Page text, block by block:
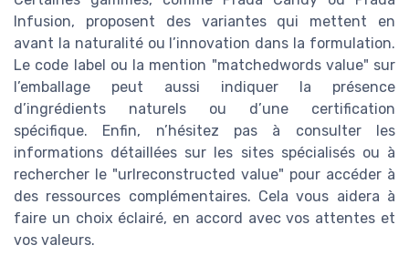
Infusion, proposent des variantes qui mettent en
avant la naturalité ou l’innovation dans la formulation.
Le code label ou la mention "matchedwords value" sur
l’emballage peut aussi indiquer la présence
d’ingrédients naturels ou d’une certification
spécifique. Enfin, n’hésitez pas à consulter les
informations détaillées sur les sites spécialisés ou à
rechercher le "urlreconstructed value" pour accéder à
des ressources complémentaires. Cela vous aidera à
faire un choix éclairé, en accord avec vos attentes et
vos valeurs.